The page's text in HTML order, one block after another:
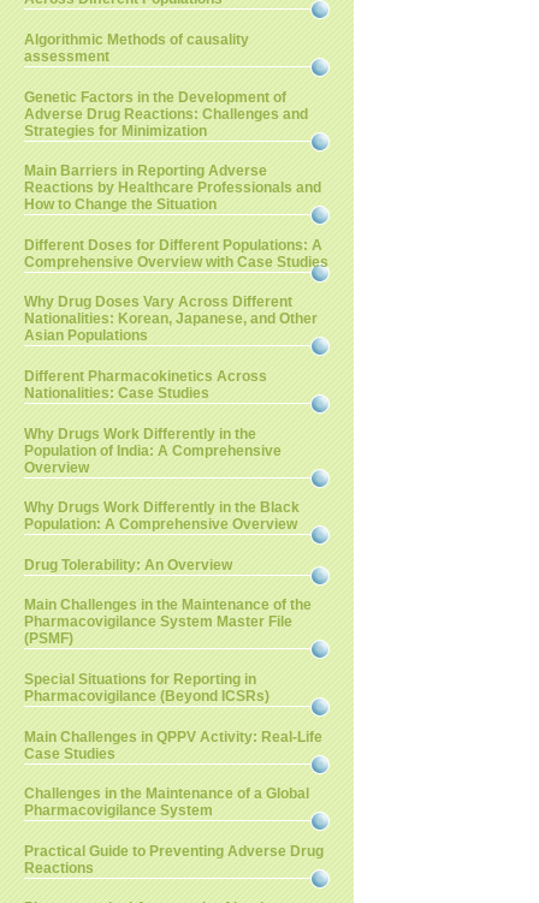
Algorithmic Methods of causality
assessment
Genetic Factors in the Development of
Adverse Drug Reactions: Challenges and
Strategies for Minimization
Main Barriers in Reporting Adverse
Reactions by Healthcare Professionals and
How to Change the Situation
Different Doses for Different Populations: A
Comprehensive Overview with Case Studies
Why Drug Doses Vary Across Different
Nationalities: Korean, Japanese, and Other
Asian Populations
Different Pharmacokinetics Across
Nationalities: Case Studies
Why Drugs Work Differently in the
Population of India: A Comprehensive
Overview
Why Drugs Work Differently in the Black
Population: A Comprehensive Overview
Drug Tolerability: An Overview
Main Challenges in the Maintenance of the
Pharmacovigilance System Master File
(PSMF)
Special Situations for Reporting in
Pharmacovigilance (Beyond ICSRs)
Main Challenges in QPPV Activity: Real-Life
Case Studies
Challenges in the Maintenance of a Global
Pharmacovigilance System
Practical Guide to Preventing Adverse Drug
Reactions